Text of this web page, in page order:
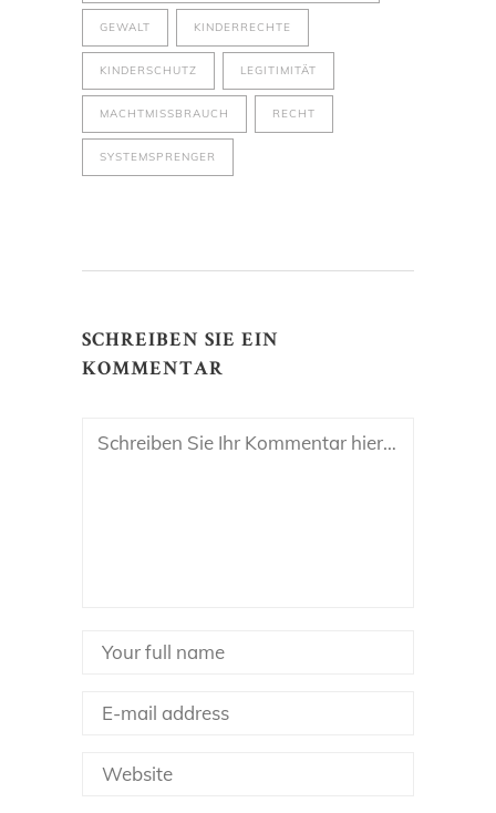
GEWALT KINDERRECHTE
KINDERSCHUTZ LEGITIMITÄT
MACHTMISSBRAUCH RECHT
SYSTEMSPRENGER
SCHREIBEN SIE EIN
KOMMENTAR